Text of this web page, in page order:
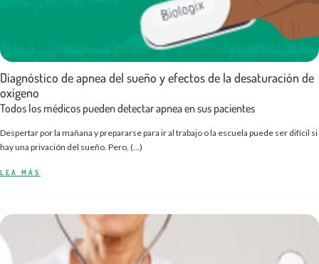
Diagnóstico de apnea del sueño y efectos de la desaturación de
oxígeno
Todos los médicos pueden detectar apnea en sus pacientes
Despertar por la mañana y prepararse para ir al trabajo o la escuela puede ser difícil si
hay una privación del sueño. Pero, (...)
LEA MÁS